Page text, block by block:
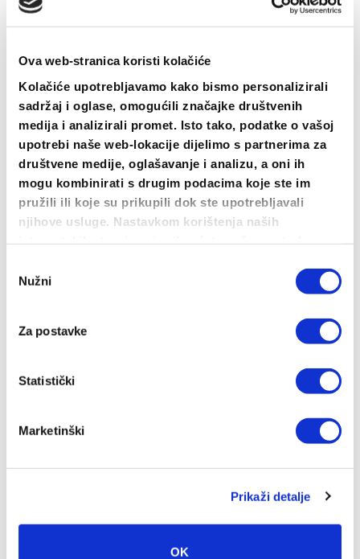
Ova web-stranica koristi kolačiće
Kolačiće upotrebljavamo kako bismo personalizirali
sadržaj i oglase, omogućili značajke društvenih
medija i analizirali promet. Isto tako, podatke o vašoj
upotrebi naše web-lokacije dijelimo s partnerima za
društvene medije, oglašavanje i analizu, a oni ih
mogu kombinirati s drugim podacima koje ste im
pružili ili koje su prikupili dok ste upotrebljavali
njihove usluge. Nastavkom korištenja naših
pristanka
Nužni
Za postavke
Statistički
Marketinški
Prikaži detalje
OK
Uhmelj torba
10.00€
DODAJ U KOŠARICU